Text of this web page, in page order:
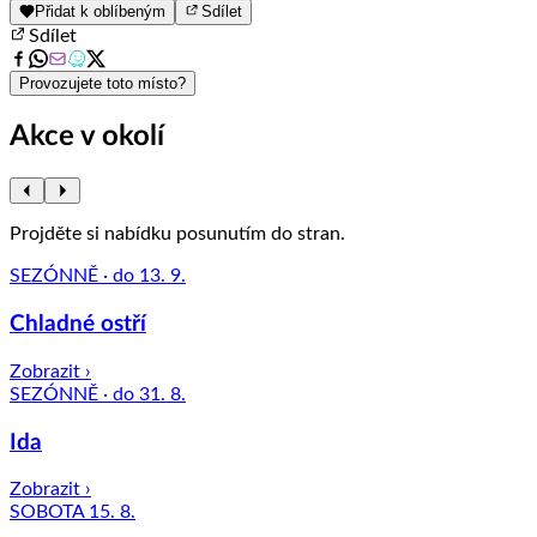
1
of
8
Přidat k oblíbeným Sdílet
Sdílet
Provozujete toto místo?
Akce v okolí
Projděte si nabídku posunutím do stran.
SEZÓNNĚ · do 13. 9.
Chladné ostří
Zobrazit ›
SEZÓNNĚ · do 31. 8.
Ida
Zobrazit ›
SOBOTA 15. 8.